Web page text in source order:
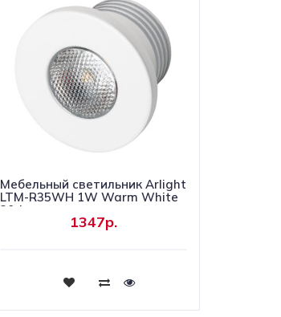
Мебельный светильник Arlight
LTM-R35WH 1W Warm White
30deg
1347р.
Купить